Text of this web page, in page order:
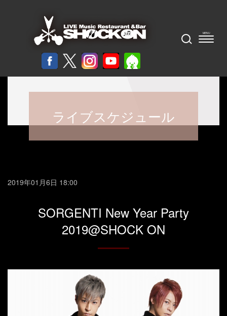
ライブスケジュール
2019年01月6日 18:00
SORGENTI New Year Party
2019@SHOCK ON